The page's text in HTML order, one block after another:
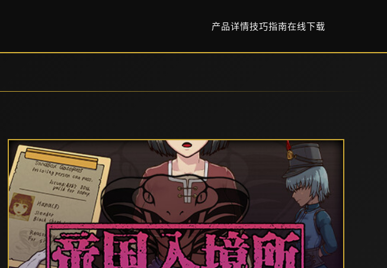
产品详情技巧指南在线下载